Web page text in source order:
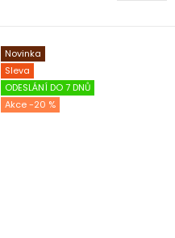
Novinka
Sleva
ODESLÁNÍ DO 7 DNŮ
-20 %